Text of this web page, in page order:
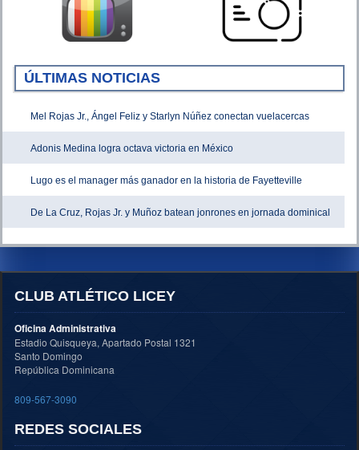
ÚLTIMAS NOTICIAS
Mel Rojas Jr., Ángel Feliz y Starlyn Núñez conectan vuelacercas
Adonis Medina logra octava victoria en México
Lugo es el manager más ganador en la historia de Fayetteville
De La Cruz, Rojas Jr. y Muñoz batean jonrones en jornada dominical
CLUB ATLÉTICO LICEY
Oficina Administrativa
Estadio Quisqueya, Apartado Postal 1321
Santo Domingo
República Dominicana
809-567-3090
REDES SOCIALES